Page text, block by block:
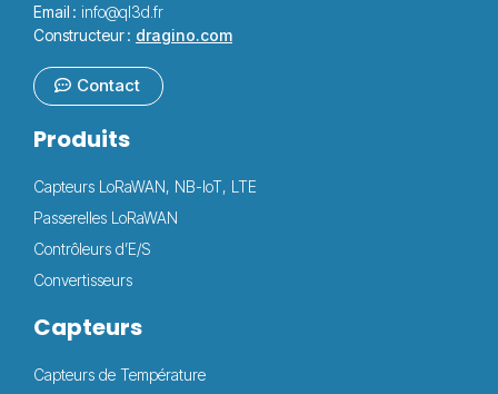
Email : info@ql3d.fr
Constructeur : dragino.com
Contact
Produits
Capteurs LoRaWAN, NB-IoT, LTE
Passerelles LoRaWAN
Contrôleurs d’E/S
Convertisseurs
Capteurs
Capteurs de Température